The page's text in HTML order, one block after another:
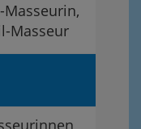
Masseur